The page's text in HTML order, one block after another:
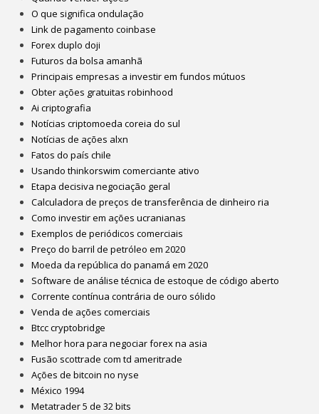
O que significa ondulação
Link de pagamento coinbase
Forex duplo doji
Futuros da bolsa amanhã
Principais empresas a investir em fundos mútuos
Obter ações gratuitas robinhood
Ai criptografia
Notícias criptomoeda coreia do sul
Notícias de ações alxn
Fatos do país chile
Usando thinkorswim comerciante ativo
Etapa decisiva negociação geral
Calculadora de preços de transferência de dinheiro ria
Como investir em ações ucranianas
Exemplos de periódicos comerciais
Preço do barril de petróleo em 2020
Moeda da república do panamá em 2020
Software de análise técnica de estoque de código aberto
Corrente contínua contrária de ouro sólido
Venda de ações comerciais
Btcc cryptobridge
Melhor hora para negociar forex na asia
Fusão scottrade com td ameritrade
Ações de bitcoin no nyse
México 1994
Metatrader 5 de 32 bits